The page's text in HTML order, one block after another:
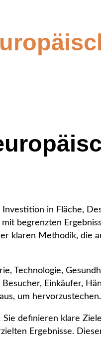
in Fläche,
begrenzten
klaren Methodik, die
Technologie,
Einkäufer,
um hervorzustechen.
definieren klare
Ergebnisse.